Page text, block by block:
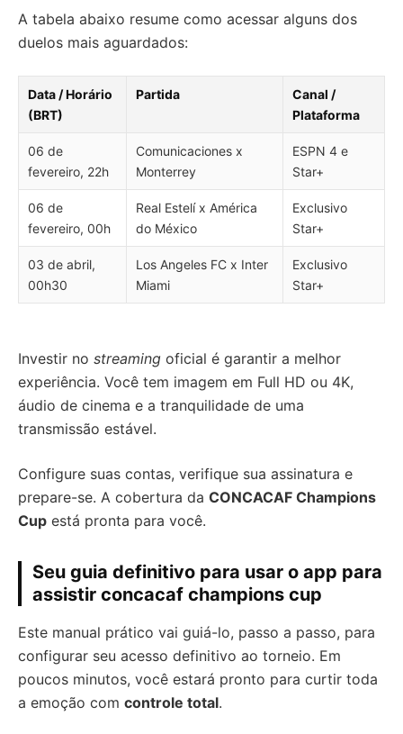
A tabela abaixo resume como acessar alguns dos
duelos mais aguardados:
Data / Horário
(BRT)
Partida
Canal /
Plataforma
06 de
fevereiro, 22h
Comunicaciones x
Monterrey
ESPN 4 e
Star+
06 de
fevereiro, 00h
Real Estelí x América
do México
Exclusivo
Star+
03 de abril,
00h30
Los Angeles FC x Inter
Miami
Exclusivo
Star+
Investir no streaming oficial é garantir a melhor
experiência. Você tem imagem em Full HD ou 4K,
áudio de cinema e a tranquilidade de uma
transmissão estável.
Configure suas contas, verifique sua assinatura e
prepare-se. A cobertura da CONCACAF Champions
Cup está pronta para você.
Seu guia definitivo para usar o app para
assistir concacaf champions cup
Este manual prático vai guiá-lo, passo a passo, para
configurar seu acesso definitivo ao torneio. Em
poucos minutos, você estará pronto para curtir toda
a emoção com controle total.